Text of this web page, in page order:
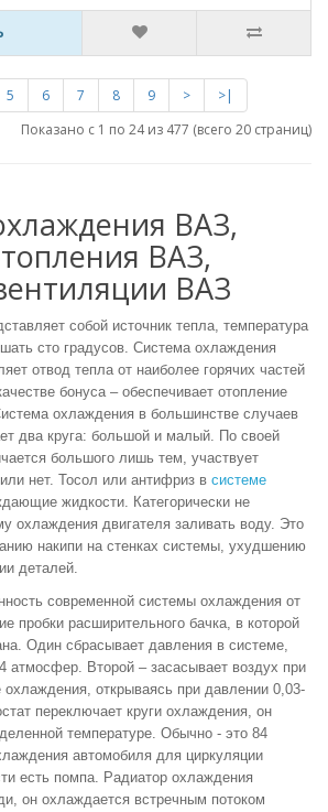
5 6 7 8 9 >
>|
Показано с 1 по 24 из 477 (всего 20 страниц)
ВАЗ,
ВАЗ,
ВАЗ
собой источник тепла, температура
сто градусов. Система охлаждения
отвод тепла от наиболее горячих частей
бонуса – обеспечивает отопление
охлаждения в большинстве случаев
два круга: большой и малый. По своей
большого лишь тем, участвует
нет. Тосол или антифриз в системе
жидкости. Категорически не
охлаждения двигателя заливать воду. Это
накипи на стенках системы, ухудшению
деталей.
современной системы охлаждения от
пробки расширительного бачка, в которой
Один сбрасывает давления в системе,
атмосфер. Второй – засасывает воздух при
охлаждения, открываясь при давлении 0,03-
переключает круги охлаждения, он
температуре. Обычно - это 84
автомобиля для циркуляции
есть помпа. Радиатор охлаждения
он охлаждается встречным потоком